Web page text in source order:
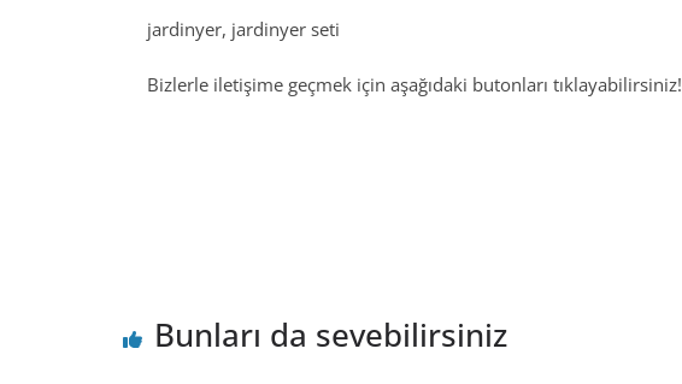
jardinyer, jardinyer seti
Bizlerle iletişime geçmek için aşağıdaki butonları tıklayabilirsiniz!
Bunları da sevebilirsiniz